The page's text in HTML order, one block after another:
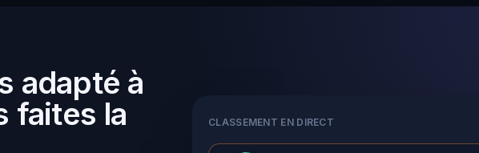
adapté à
faites la
CLASSEMENT EN DIRECT